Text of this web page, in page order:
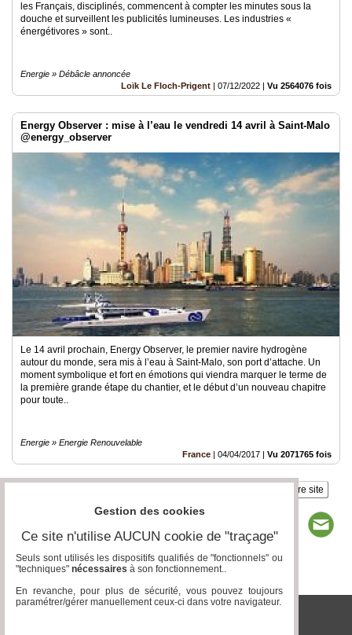
les Français, disciplinés, commencent à compter les minutes sous la
douche et surveillent les publicités lumineuses. Les industries «
énergétivores » sont..
Energie » Débâcle annoncée
Loïk Le Floch-Prigent | 07/12/2022 | Vu 2564076 fois
Energy Observer : mise à l’eau le vendredi 14 avril à Saint-Malo
@energy_observer
Le 14 avril prochain, Energy Observer, le premier navire hydrogène
autour du monde, sera mis à l’eau à Saint-Malo, son port d’attache. Un
moment symbolique et fort en émotions qui viendra marquer le terme de
la première grande étape du chantier, et le début d’un nouveau chapitre
pour toute..
Energie » Energie Renouvelable
France | 04/04/2017 | Vu 2071765 fois
Insérez sur votre site
Gestion des cookies
Ce site n'utilise AUCUN cookie de "traçage"
Seuls sont utilisés les dispositifs qualifiés de "fonctionnels" ou
"techniques" nécessaires à son fonctionnement..
En revanche, pour plus de sécurité, vous pouvez toujours
paramétrer/gérer manuellement ceux-ci dans votre navigateur.